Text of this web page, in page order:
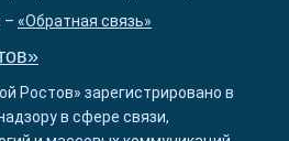
– «Обратная связь»
Ростов» зарегистрировано в
в сфере связи,